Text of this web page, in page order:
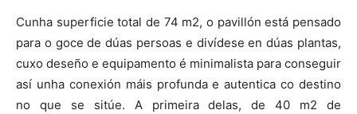
Cunha superficie total de 74 m2, o pavillón está pensado
para o goce de dúas persoas e divídese en dúas plantas,
cuxo deseño e equipamento é minimalista para conseguir
así unha conexión máis profunda e autentica co destino
no que se sitúe. A primeira delas, de 40 m2 de